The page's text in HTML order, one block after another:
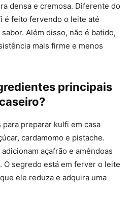
densa e cremosa. Diferente do
é feito fervendo o leite até
Além disso, não é batido,
mais firme e menos
principais
preparar kulfi em casa
cardamomo e pistache.
açafrão e amêndoas
O segredo está em ferver o leite
ele reduza e adquira uma